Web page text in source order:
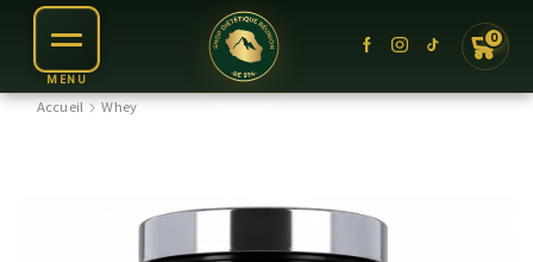
0
Accueil Whey